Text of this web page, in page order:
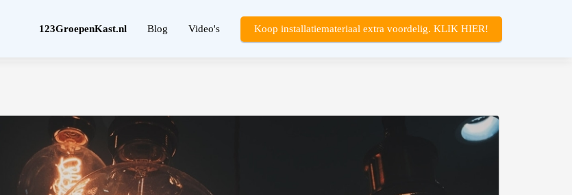
123GroepenKast.nl Blog Video's Koop installatiemateriaal extra voordelig. KLIK HIER!